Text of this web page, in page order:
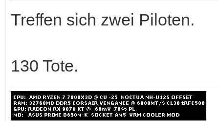
Treffen sich zwei Piloten.
130 Tote.